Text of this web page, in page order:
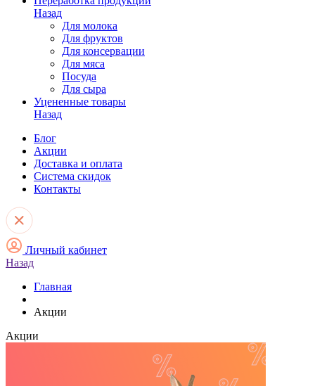
Назад
Для молока
Для фруктов
Для консервации
Для мяса
Посуда
Для сыра
Уцененные товары
Назад
Блог
Акции
Доставка и оплата
Система скидок
Контакты
Личный кабинет
Назад
Главная
Акции
Акции